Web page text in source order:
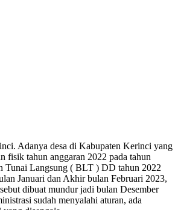
Adanya desa di Kabupaten Kerinci yang
fisik tahun anggaran 2022 pada tahun
Tunai Langsung ( BLT ) DD tahun 2022
Januari dan Akhir bulan Februari 2023,
dibuat mundur jadi bulan Desember
sudah menyalahi aturan, ada